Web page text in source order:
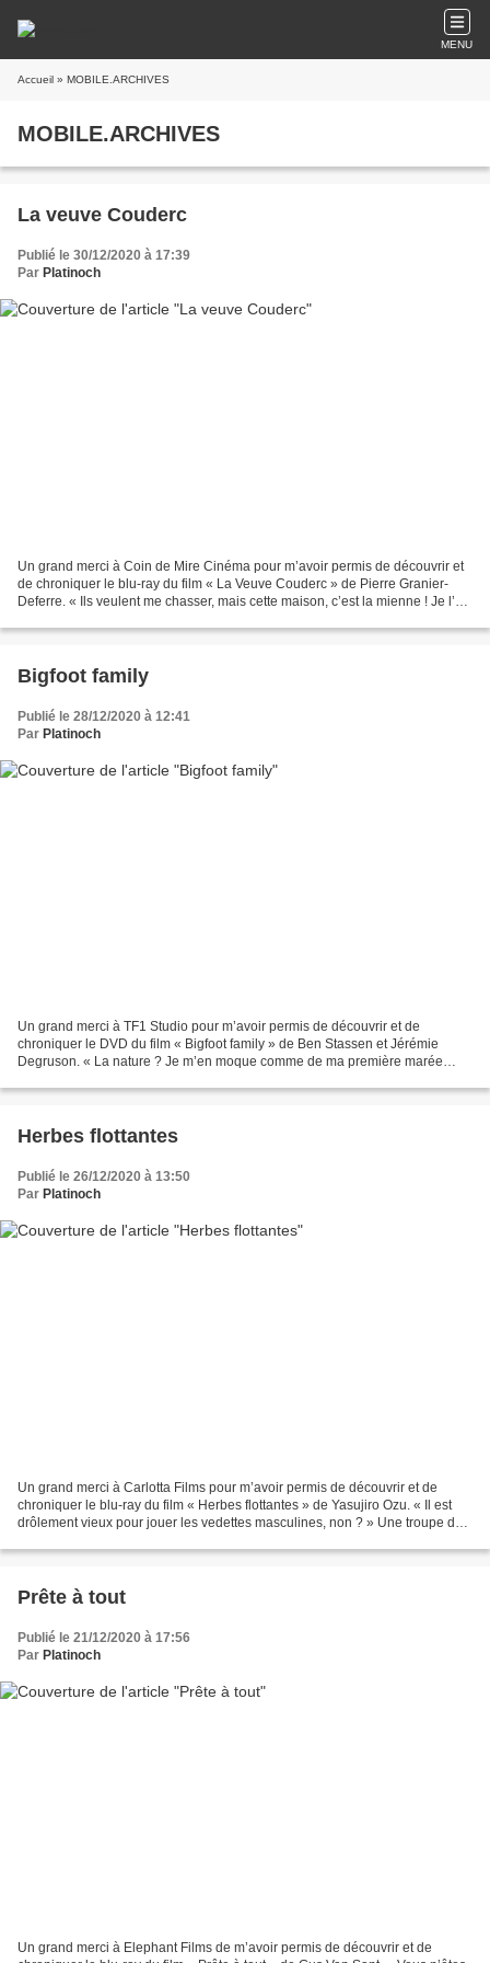
MENU
Accueil » MOBILE.ARCHIVES
MOBILE.ARCHIVES
La veuve Couderc
Publié le 30/12/2020 à 17:39
Par Platinoch
Un grand merci à Coin de Mire Cinéma pour m’avoir permis de découvrir et
de chroniquer le blu-ray du film « La Veuve Couderc » de Pierre Granier-
Deferre. « Ils veulent me chasser, mais cette maison, c’est la mienne ! Je l’ai
Bigfoot family
Publié le 28/12/2020 à 12:41
Par Platinoch
Un grand merci à TF1 Studio pour m’avoir permis de découvrir et de
chroniquer le DVD du film « Bigfoot family » de Ben Stassen et Jérémie
Degruson. « La nature ? Je m’en moque comme de ma première marée
Herbes flottantes
Publié le 26/12/2020 à 13:50
Par Platinoch
Un grand merci à Carlotta Films pour m’avoir permis de découvrir et de
chroniquer le blu-ray du film « Herbes flottantes » de Yasujiro Ozu. « Il est
drôlement vieux pour jouer les vedettes masculines, non ? » Une troupe de
Prête à tout
Publié le 21/12/2020 à 17:56
Par Platinoch
Un grand merci à Elephant Films de m’avoir permis de découvrir et de